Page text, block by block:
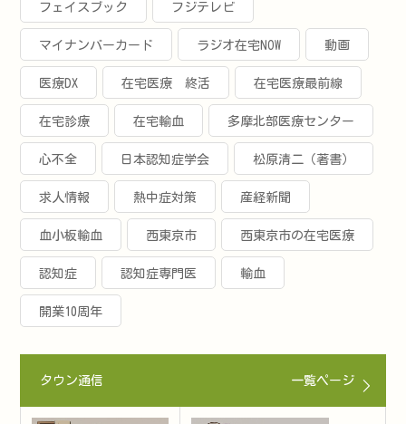
フェイスブック フジテレビ
マイナンバーカード ラジオ在宅NOW 動画
医療DX 在宅医療 終活 在宅医療最前線
在宅診療 在宅輸血 多摩北部医療センター
心不全 日本認知症学会 松原清二（著書）
求人情報 熱中症対策 産経新聞
血小板輸血 西東京市 西東京市の在宅医療
認知症 認知症専門医 輸血
開業10周年
タウン通信 一覧ページ